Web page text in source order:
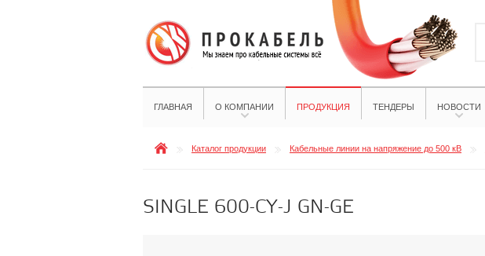
ГЛАВНАЯ О КОМПАНИИ ПРОДУКЦИЯ ТЕНДЕРЫ НОВОСТИ
Каталог продукции Кабельные линии на напряжение до 500 кВ
SINGLE 600-CY-J GN-GE